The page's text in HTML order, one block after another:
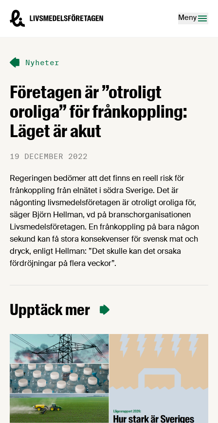
Livsmedelsföretagen – till startsidan
Meny
Nyheter
Företagen är ”otroligt
oroliga” för frånkoppling:
Läget är akut
19 DECEMBER 2022
Regeringen bedömer att det finns en reell risk för
frånkoppling från elnätet i södra Sverige. Det är
någonting livsmedelsföretagen är otroligt oroliga för,
säger Björn Hellman, vd på branschorganisationen
Livsmedelsföretagen. En frånkoppling på bara någon
sekund kan få stora konsekvenser för svensk mat och
dryck, enligt Hellman: ”Det skulle kan det orsaka
fördröjningar på flera veckor”.
Upptäck mer